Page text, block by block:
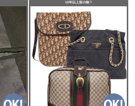
10年以上前の物？